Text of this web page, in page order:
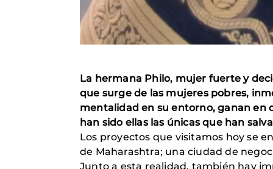
La hermana Philo, mujer fuerte y
que surge de las mujeres pobres,
mentalidad en su entorno, ganan en
han sido ellas las únicas que han
Los proyectos que visitamos hoy se
de Maharashtra; una ciudad de
Junto a esta realidad, también hay